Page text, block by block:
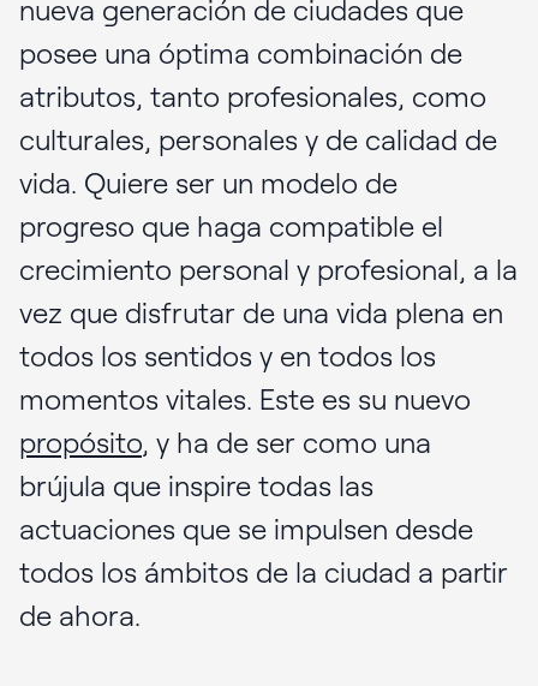
nueva generación de ciudades que
posee una óptima combinación de
atributos, tanto profesionales, como
culturales, personales y de calidad de
vida. Quiere ser un modelo de
progreso que haga compatible el
crecimiento personal y profesional, a la
vez que disfrutar de una vida plena en
todos los sentidos y en todos los
momentos vitales. Este es su nuevo
propósito, y ha de ser como una
brújula que inspire todas las
actuaciones que se impulsen desde
todos los ámbitos de la ciudad a partir
de ahora.